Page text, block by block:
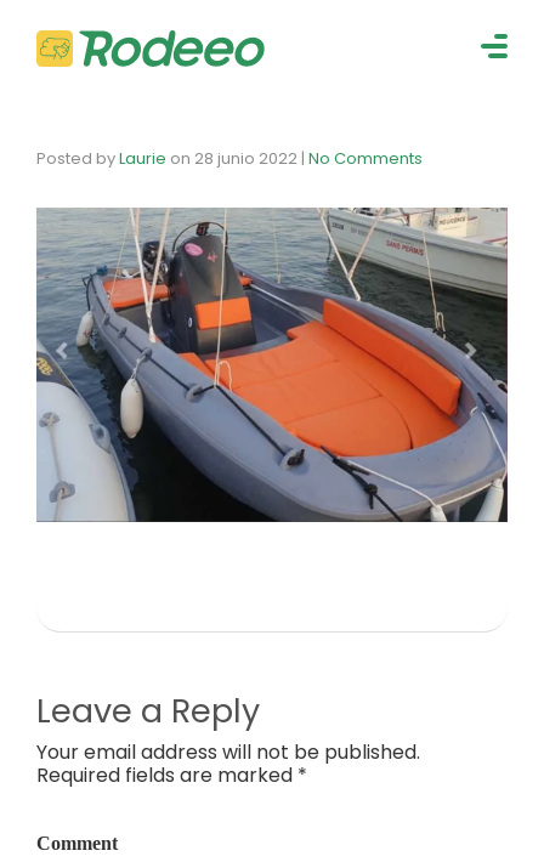
Posted byLaurie on 28 junio 2022 | No Comments
Leave a Reply
Your email address will not be published.
Required fields are marked *
Comment